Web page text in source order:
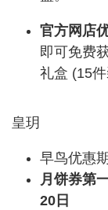
官方网店
即可免费
礼盒 (15件
皇玥
早鸟优惠
月饼券第
20日